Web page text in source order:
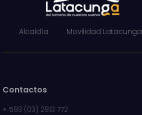
Alcaldía Movilidad Latacunga
Contactos
+ 593 (03) 2813 772